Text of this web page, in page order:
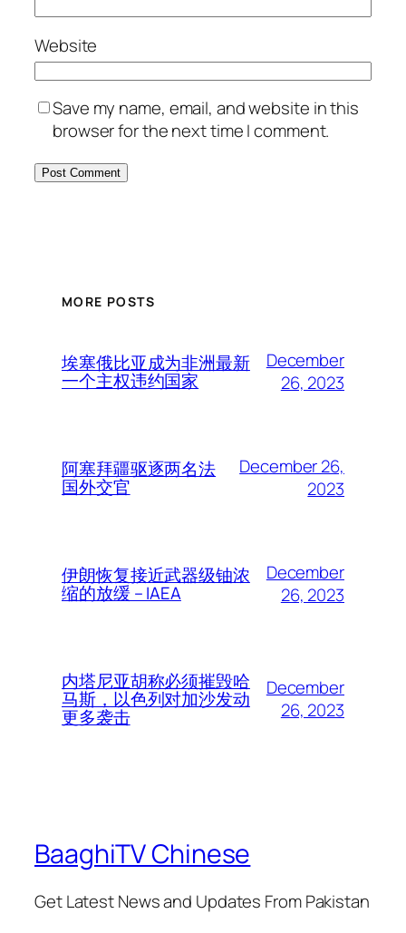
Website
Save my name, email, and website in this
browser for the next time I comment.
MORE POSTS
埃塞俄比亚成为非洲最新
一个主权违约国家
December
26, 2023
阿塞拜疆驱逐两名法
国外交官
December 26,
2023
伊朗恢复接近武器级铀浓
缩的放缓 – IAEA
December
26, 2023
内塔尼亚胡称必须摧毁哈
马斯，以色列对加沙发动
更多袭击
December
26, 2023
BaaghiTV Chinese
Get Latest News and Updates From Pakistan